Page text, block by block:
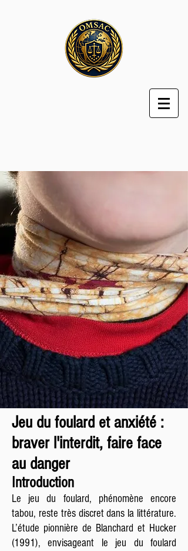
Jeu du foulard et anxiété :
braver l'interdit, faire face
au danger
Introduction
Le jeu du foulard, phénomène encore
tabou, reste très discret dans la littérature.
L’étude pionnière de Blanchard et Hucker
(1991), envisageant le jeu du foulard